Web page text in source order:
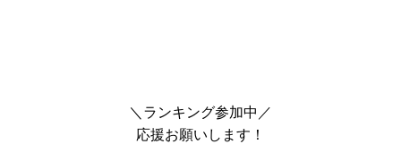
＼ランキング参加中／
応援お願いします！